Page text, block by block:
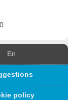
En
policy